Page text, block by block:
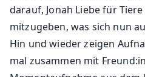
darauf, Jonah Liebe für
mitzugeben, was sich nun
Hin und wieder zeigen
mal zusammen mit